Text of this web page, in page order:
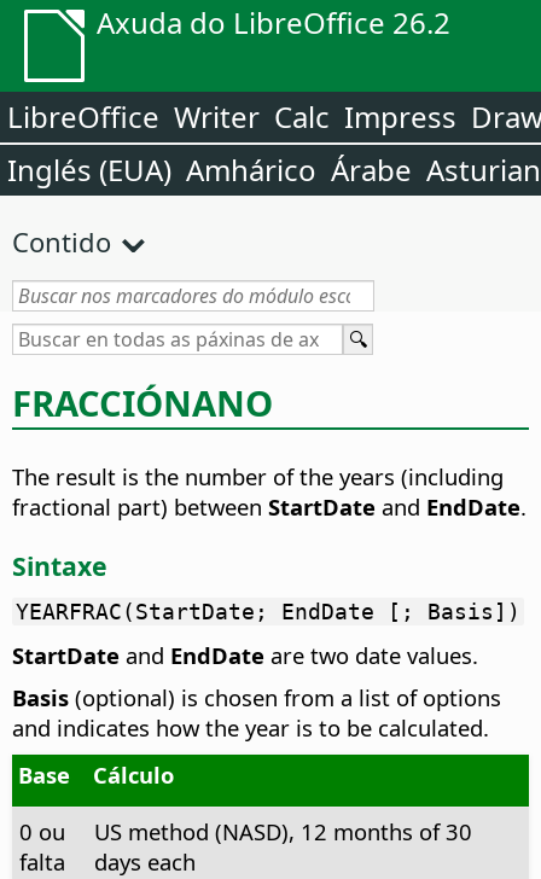
Axuda do LibreOffice 26.2
LibreOffice Writer Calc Impress
Inglés (EUA) Amhárico Árabe
Contido
FRACCIÓNANO
The result is the number of the years (including
fractional part) between StartDate and EndDate.
Sintaxe
YEARFRAC(StartDate; EndDate [; Basis])
StartDate and EndDate are two date values.
Basis (optional) is chosen from a list of options
and indicates how the year is to be calculated.
Base
Cálculo
0 ou
falta
US method (NASD), 12 months of 30
days each